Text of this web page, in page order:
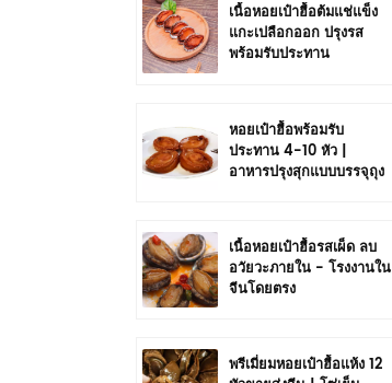
เนื้อหอยเป๋าฮื้อต้มแช่แข็ง
แกะเปลือกออก ปรุงรส
พร้อมรับประทาน
หอยเป๋าฮื้อพร้อมรับ
ประทาน 4-10 หัว |
อาหารปรุงสุกแบบบรรจุถุง
เนื้อหอยเป๋าฮื้อรสเผ็ด ลบ
อวัยวะภายใน - โรงงานใน
จีนโดยตรง
พรีเมี่ยมหอยเป๋าฮื้อแห้ง 12